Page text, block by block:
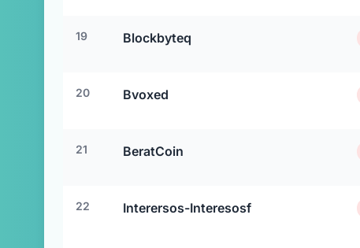
19 Blockbyteq
20 Bvoxed
21 BeratCoin
22 Interersos-Interesosf